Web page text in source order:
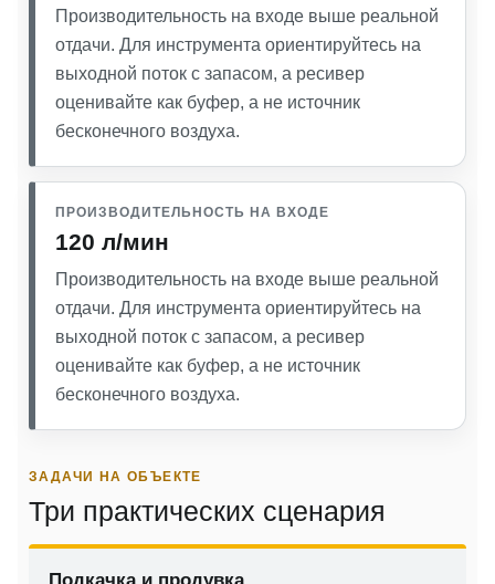
Производительность на входе выше реальной
отдачи. Для инструмента ориентируйтесь на
выходной поток с запасом, а ресивер
оценивайте как буфер, а не источник
бесконечного воздуха.
ПРОИЗВОДИТЕЛЬНОСТЬ НА ВХОДЕ
120 л/мин
Производительность на входе выше реальной
отдачи. Для инструмента ориентируйтесь на
выходной поток с запасом, а ресивер
оценивайте как буфер, а не источник
бесконечного воздуха.
ЗАДАЧИ НА ОБЪЕКТЕ
Три практических сценария